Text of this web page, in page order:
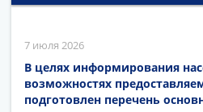
7 июля 2026
В целях информирования
возможностях
подготовлен перечень